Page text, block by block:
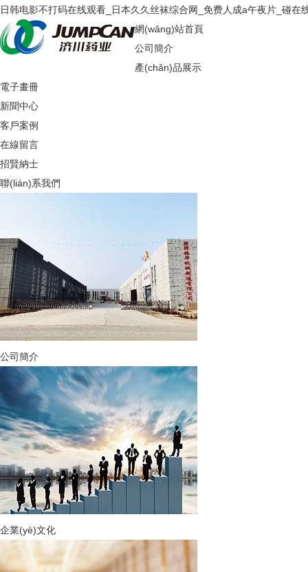
日韩电影不打码在线观看_日本久久丝袜综合网_免费人成a午夜片_碰在
網(wǎng)站首頁
公司簡介
產(chǎn)品展示
電子畫冊
新聞中心
客戶案例
在線留言
招賢納士
聯(lián)系我們
公司簡介
企業(yè)文化